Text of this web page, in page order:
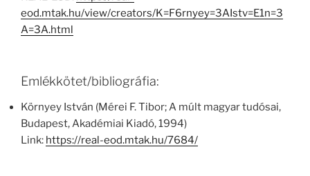
eod.mtak.hu/view/creators/K=F6rnyey=3AIstv=E1n=3
A=3A.html
Emlékkötet/bibliográfia:
Környey István (Mérei F. Tibor; A múlt magyar tudósai,
Budapest, Akadémiai Kiadó, 1994)
Link: https://real-eod.mtak.hu/7684/